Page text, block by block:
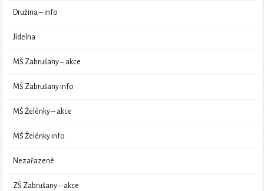
Družina – info
Jídelna
MŠ Zabrušany – akce
MŠ Zabrušany info
MŠ Želénky – akce
MŠ Želénky info
Nezařazené
ZŠ Zabrušany – akce